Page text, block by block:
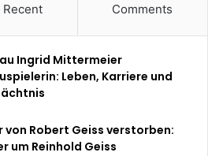
Recent Comments
Ingrid Mittermeier
Leben, Karriere und
von Robert Geiss verstorben:
um Reinhold Geiss